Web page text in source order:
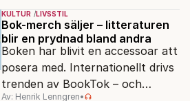
Hollywoodglans möter
egensinnighet.
KULTUR LIVSSTIL
Bok-merch säljer – litteraturen
blir en prydnad bland andra
Boken har blivit en accessoar att
posera med. Internationellt drivs
trenden av BookTok – och
Av: Henrik Lenngren•